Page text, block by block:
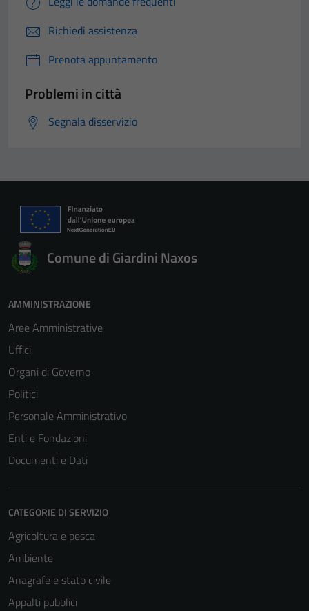
Richiedi assistenza
Prenota appuntamento
Problemi in città
Segnala disservizio
Comune di Giardini Naxos
AMMINISTRAZIONE
Aree Amministrative
Uffici
Organi di Governo
Politici
Personale Amministrativo
Enti e Fondazioni
Documenti e Dati
CATEGORIE DI SERVIZIO
Agricoltura e pesca
Ambiente
Anagrafe e stato civile
Appalti pubblici